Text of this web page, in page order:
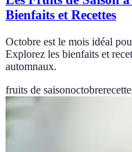
Bienfaits et Recettes
Octobre est le mois idéal
Explorez les bienfaits et
automnaux.
fruits de saisonoctobre